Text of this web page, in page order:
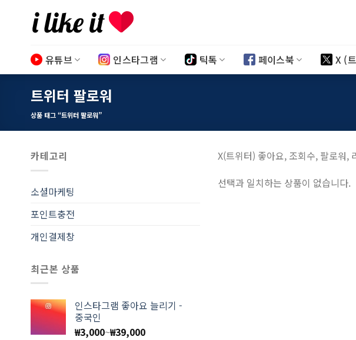
content
유튜브 인스타그램 틱톡 페이스북 X (
트위터 팔로워
상품 태그 “트위터 팔로워”
카테고리
소셜마케팅
포인트충전
개인결제창
최근본 상품
인스타그램 좋아요 늘리기 -
중국인
₩3,000~₩39,000
X(트위터) 좋아요, 조회수, 팔로워,
선택과 일치하는 상품이 없습니다.